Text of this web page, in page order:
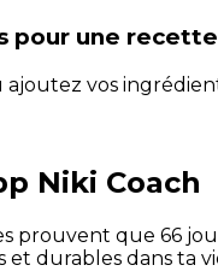
pour une
vos
Niki Coach
prouvent que 66
durables dans ta